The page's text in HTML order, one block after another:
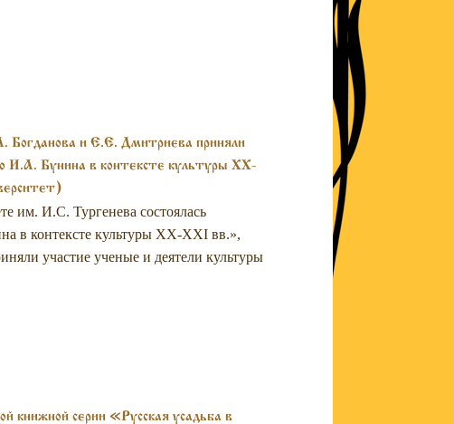
Богданова и Е.Е. Дмитриева приняли
И.А. Бунина в контексте культуры XX-
им. И.С. Тургенева состоялась
в контексте культуры XX-XXI вв.»,
участие ученые и деятели культуры
книжной серии «Русская усадьба в